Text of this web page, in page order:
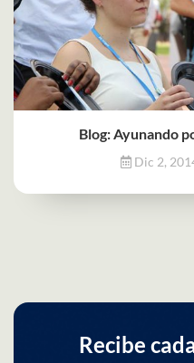
Blog: Ayunando
Dic 2,
Recibe